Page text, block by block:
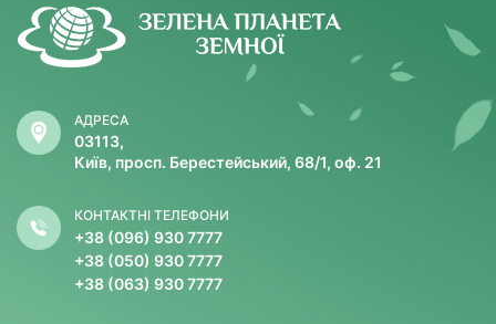
АДРЕСА
03113,
Київ, просп. Берестейський, 68/1, оф. 21
КОНТАКТНІ ТЕЛЕФОНИ
+38 (096) 930 7777
+38 (050) 930 7777
+38 (063) 930 7777